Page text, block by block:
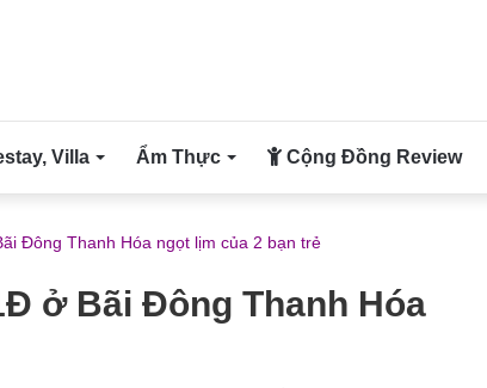
Villa Ẩm Thực Cộng Đồng Review
Đông Thanh Hóa ngọt lịm của 2 bạn trẻ
ở Bãi Đông Thanh Hóa